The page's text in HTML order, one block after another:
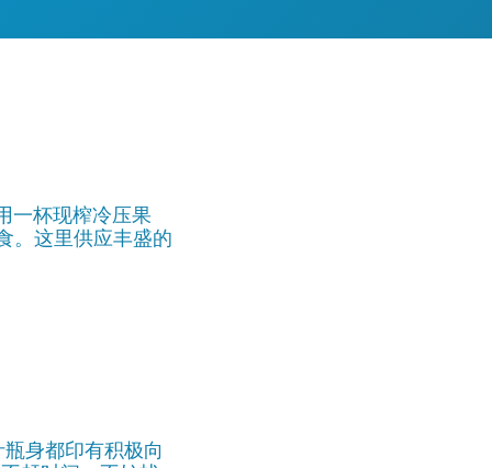
一杯现榨冷压果
。这里供应丰盛的
身都印有积极向